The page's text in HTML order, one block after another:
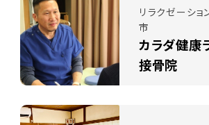
リラクゼーショ
市
カラダ健康
接骨院